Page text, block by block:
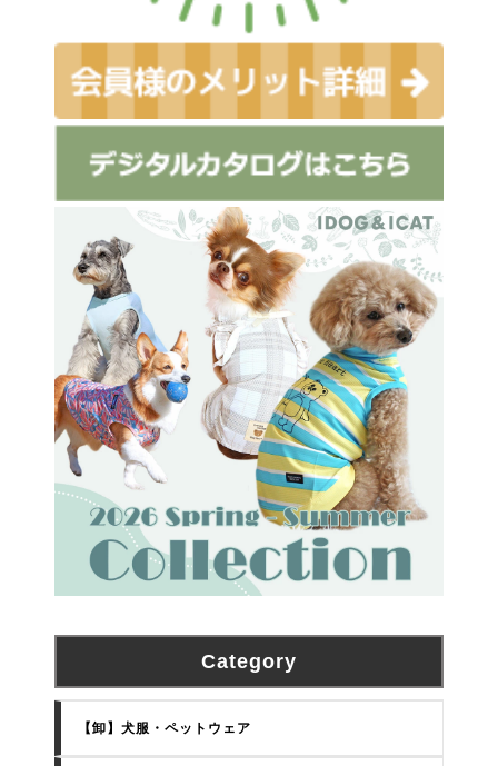
Category
【卸】犬服・ペットウェア